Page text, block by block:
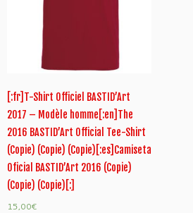
[:fr]T-Shirt Officiel BASTID’Art
2017 – Modèle homme[:en]The
2016 BASTID’Art Official Tee-Shirt
(Copie) (Copie) (Copie)[:es]Camiseta
Oficial BASTID’Art 2016 (Copie)
(Copie) (Copie)[:]
15,00€